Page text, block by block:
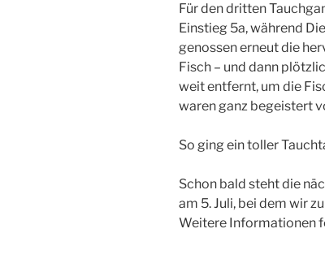
Für den dritten
Einstieg 5a, während
genossen erneut die
Fisch – und dann
weit entfernt, um die
waren ganz begeistert
So ging ein toller
Schon bald steht die
am 5. Juli, bei dem wir
Weitere Informationen